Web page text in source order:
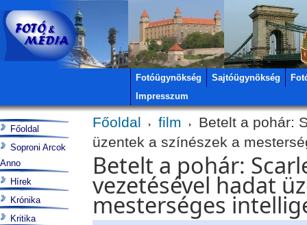
Fotóügynökség Sajtóügynökség
Impresszum
Főoldal film
Betelt a pohár:
üzentek a színészek a
Betelt a pohár:
vezetésével hadat
mesterséges
Főoldal
Soproni Arcok
Anno
Hírek
Krónika
Kritika